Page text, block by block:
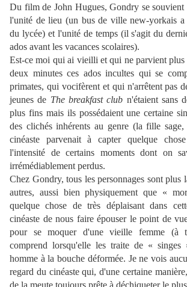
Du film de John Hugues, Gondry se souvient
l'unité de lieu (un bus de ville new-yorkais a
du lycée) et l'unité de temps (il s'agit du
ados avant les vacances scolaires).
Est-ce moi qui ai vieilli et qui ne parvient plus
deux minutes ces ados incultes qui se
primates, qui vocifèrent et qui n'arrêtent pas
jeunes de The breakfast club n'étaient sans
plus fins mais ils possédaient une certaine
des clichés inhérents au genre (la fille
cinéaste parvenait à capter quelque
l'intensité de certains moments dont on
irrémédiablement perdus.
Chez Gondry, tous les personnages sont plus
autres, aussi bien physiquement que «
quelque chose de très déplaisant dans
cinéaste de nous faire épouser le point de
pour se moquer d'une vieille femme (à
comprend lorsqu'elle les traite de «
homme à la bouche déformée. Je ne vois
regard du cinéaste qui, d'une certaine